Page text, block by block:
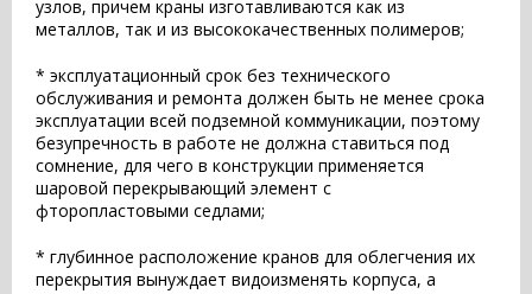
узлов, причем краны изготавливаются как из
металлов, так и из высококачественных полимеров;
* эксплуатационный срок без технического
обслуживания и ремонта должен быть не менее срока
эксплуатации всей подземной коммуникации, поэтому
безупречность в работе не должна ставиться под
сомнение, для чего в конструкции применяется
шаровой перекрывающий элемент с
фторопластовыми седлами;
* глубинное расположение кранов для облегчения их
перекрытия вынуждает видоизменять корпуса, а